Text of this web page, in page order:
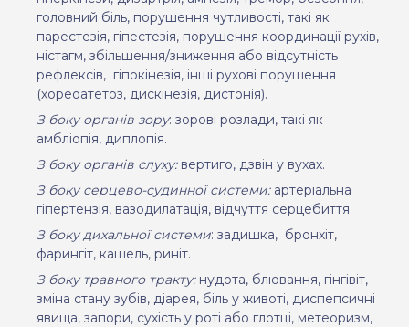
головний біль, порушення чутливості, такі як
парестезія, гіпестезія, порушення координації рухів,
ністагм, збільшення/зниження або відсутність
рефлексів, гіпокінезія, інші рухові порушення
(хореоатетоз, дискінезія, дистонія).
З боку органів зору: зорові розлади, такі як
амбліопія, диплопія.
З боку органів слуху: вертиго, дзвін у вухах.
З боку серцево-судинної системи:артеріальна
гіпертензія, вазодилатація, відчуття серцебиття.
З боку дихальної системи: задишка, бронхіт,
фарингіт, кашель, риніт.
З боку травного тракту: нудота, блювання, гінгівіт,
зміна стану зубів, діарея, біль у животі, диспепсичні
явища, запори, сухість у роті або глотці, метеоризм,